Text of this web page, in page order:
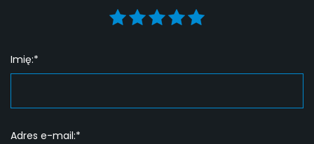
Imię:*
Adres e-mail:*